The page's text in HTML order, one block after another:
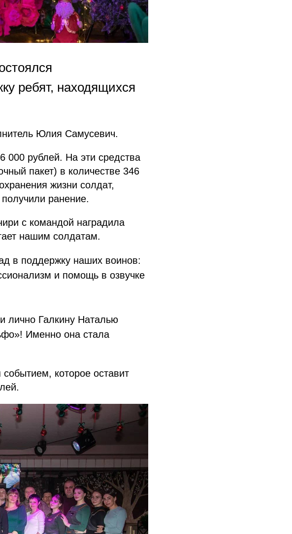
ребят, находящихся
Юлия Самусевич.
000 рублей. На эти средства
пакет) в количестве 346
жизни солдат,
ранение.
с командой наградила
нашим солдатам.
в поддержку наших воинов:
и помощь в озвучке
лично Галкину Наталью
Именно она стала
которое оставит